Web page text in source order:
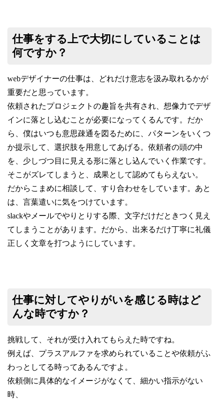
仕事をする上で大切にしていることは
何ですか？
webデザイナーの仕事は、どれだけ意志を汲み取れるかが
重要だと思っています。
依頼されたプロジェクトの趣旨を共有され、想像力でデザ
インに落とし込むことが必要になってくるんです。だか
ら、僕はいつも意思疎通を図るために、パターンをいくつ
か提示して、選択肢を用意してあげる。依頼者の頭の中
を、少しづつ目に見える形に落とし込んでいく作業です。
そこがズレてしまうと、成果として認めてもらえない。
だからこまめに相談して、すり合わせをしています。あと
は、言葉遣いに気をつけています。
slackやメールでやりとりする際、文字だけだときつく見え
てしまうことがあります。だから、出来るだけ丁寧に礼儀
正しく文章を打つようにしています。
仕事に対してやりがいを感じる時はど
んな時ですか？
挑戦して、それが受け入れてもらえた時ですね。
例えば、プラスアルファを求められていることや依頼がふ
わっとしてる時ってあるんですよ。
依頼側に具体的なイメージがなくて、細かい指示がない
時、